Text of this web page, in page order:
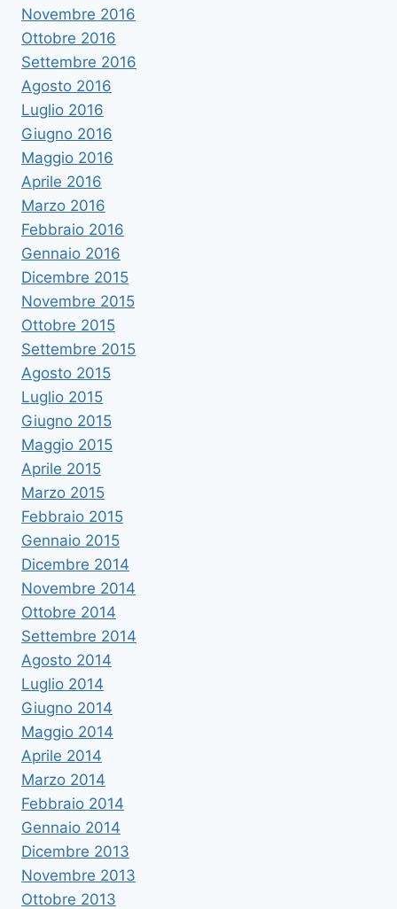
Novembre 2016
Ottobre 2016
Settembre 2016
Agosto 2016
Luglio 2016
Giugno 2016
Maggio 2016
Aprile 2016
Marzo 2016
Febbraio 2016
Gennaio 2016
Dicembre 2015
Novembre 2015
Ottobre 2015
Settembre 2015
Agosto 2015
Luglio 2015
Giugno 2015
Maggio 2015
Aprile 2015
Marzo 2015
Febbraio 2015
Gennaio 2015
Dicembre 2014
Novembre 2014
Ottobre 2014
Settembre 2014
Agosto 2014
Luglio 2014
Giugno 2014
Maggio 2014
Aprile 2014
Marzo 2014
Febbraio 2014
Gennaio 2014
Dicembre 2013
Novembre 2013
Ottobre 2013